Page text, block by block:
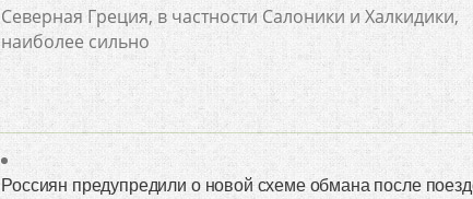
Северная Греция, в частности Салоники и Халкидики,
наиболее сильно
Россиян предупредили о новой схеме обмана после